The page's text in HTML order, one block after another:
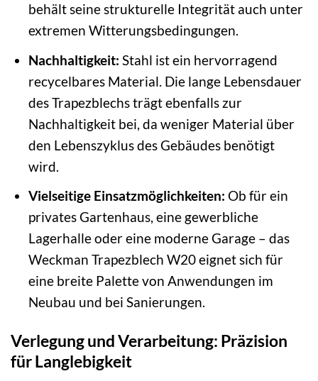
behält seine strukturelle Integrität auch unter
extremen Witterungsbedingungen.
Nachhaltigkeit: Stahl ist ein hervorragend
recycelbares Material. Die lange Lebensdauer
des Trapezblechs trägt ebenfalls zur
Nachhaltigkeit bei, da weniger Material über
den Lebenszyklus des Gebäudes benötigt
wird.
Vielseitige Einsatzmöglichkeiten: Ob für ein
privates Gartenhaus, eine gewerbliche
Lagerhalle oder eine moderne Garage – das
Weckman Trapezblech W20 eignet sich für
eine breite Palette von Anwendungen im
Neubau und bei Sanierungen.
Verlegung und Verarbeitung: Präzision
für Langlebigkeit